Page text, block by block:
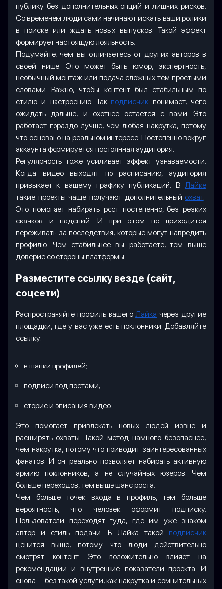
публику без дополнительных опций и лишних рисков.
Со временем люди сами начинают искать ваши ролики
в поиске или ждать новых выпусков. Такой эффект
формирует настоящую лояльность.
Подумайте, чем вы отличаетесь от других авторов в
своей нише. Это может быть юмор, экспертность,
необычный монтаж или подача сложных тем простыми
словами. Важно, чтобы контент был стабильным по
стилю и настроению. Так подписчик понимает, чего
ожидать дальше, и охотнее остается с вами. Это
работает гораздо лучше, чем любая накрутка, потому
что основано на реальном интересе. Постепенно вокруг
аккаунта формируется постоянная аудитория.
Регулярность тоже усиливает эффект узнаваемости.
Когда видео выходят по расписанию, аудитория
привыкает к вашему графику публикаций. В Лайке
такие проекты чаще получают дополнительный охват.
Это помогает набирать рост постепенно, без резких
скачков и падений. И при этом не приходится
переживать за последствия, которые могут навредить
профилю. Чем стабильнее вы работаете, тем выше
доверие со стороны платформы.
Разместите ссылку везде (сайт,
соцсети)
Распространяйте профиль вашегоЛайка через другие
площадки, где у вас уже есть поклонники. Добавляйте
ссылку:
в шапки профилей;
подписи под постами;
сторис и описания видео.
Это помогает привлекать новых людей извне и
расширять охваты. Такой метод намного безопаснее,
чем накрутка, потому что приводит заинтересованных
фанатов. И он реально позволяет набирать активную
армию поклонников, а не случайных юзеров. Чем
больше переходов, тем выше шанс роста.
Чем больше точек входа в профиль, тем больше
вероятность, что человек оформит подписку.
Пользователи переходят туда, где им уже знаком
автор и стиль подачи. В Лайка такой
подписчик
ценится выше, потому что люди действительно
смотрят контент. Это положительно влияет на
рекомендации и внутренние показатели проекта. И
снова - без такой услуги, как накрутка и сомнительных